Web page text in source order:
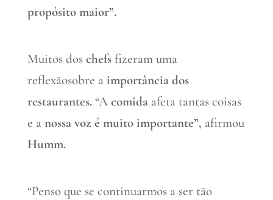
propósito maior”.
Muitos dos chefs fizeram uma
reflexãosobre aimportância dos
restaurantes. “Acomida afeta tantas coisas
e anossa voz é muito importante”, afirmou
Humm.
“Penso que se continuarmos a ser tão